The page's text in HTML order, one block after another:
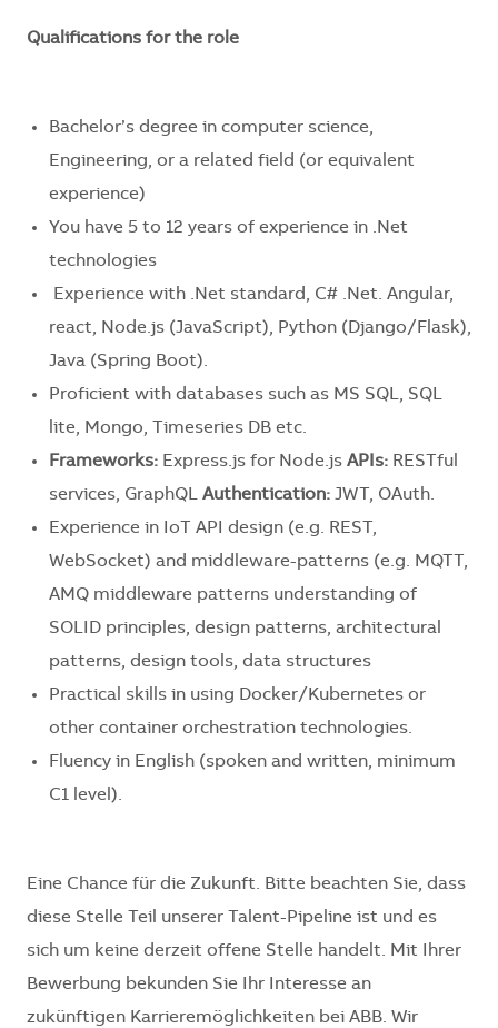
Qualifications for the role
Bachelor’s degree in computer science,
Engineering, or a related field (or equivalent
experience)
You have 5 to 12 years of experience in .Net
technologies
Experience with .Net standard, C# .Net. Angular,
react, Node.js (JavaScript), Python (Django/Flask),
Java (Spring Boot).
Proficient with databases such as MS SQL, SQL
lite, Mongo, Timeseries DB etc.
Frameworks: Express.js for Node.js APIs: RESTful
services, GraphQL Authentication: JWT, OAuth.
Experience in IoT API design (e.g. REST,
WebSocket) and middleware-patterns (e.g. MQTT,
AMQ middleware patterns understanding of
SOLID principles, design patterns, architectural
patterns, design tools, data structures
Practical skills in using Docker/Kubernetes or
other container orchestration technologies.
Fluency in English (spoken and written, minimum
C1 level).
Eine Chance für die Zukunft. Bitte beachten Sie, dass
diese Stelle Teil unserer Talent-Pipeline ist und es
sich um keine derzeit offene Stelle handelt. Mit Ihrer
Bewerbung bekunden Sie Ihr Interesse an
zukünftigen Karrieremöglichkeiten bei ABB. Wir